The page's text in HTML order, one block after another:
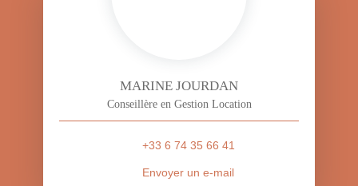
MARINE JOURDAN
Conseillère en Gestion Location
+33 6 74 35 66 41
Envoyer un e-mail